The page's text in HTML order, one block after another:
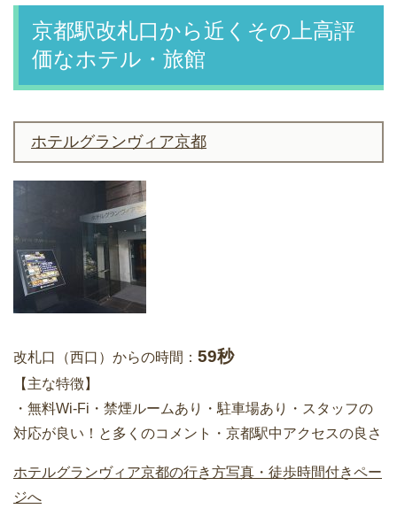
京都駅改札口から近くその上高評
価なホテル・旅館
ホテルグランヴィア京都
改札口（西口）からの時間： 59秒
【主な特徴】
・無料Wi-Fi・禁煙ルームあり・駐車場あり・スタッフの
対応が良い！と多くのコメント・京都駅中アクセスの良さ
ホテルグランヴィア京都の行き方写真・徒歩時間付きペー
ジへ